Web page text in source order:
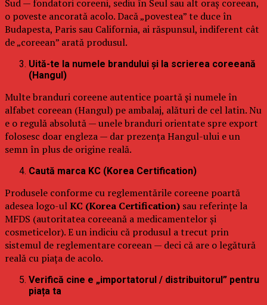
Sud — fondatori coreeni, sediu în Seul sau alt oraș coreean,
o poveste ancorată acolo. Dacă „povestea” te duce în
Budapesta, Paris sau California, ai răspunsul, indiferent cât
de „coreean” arată produsul.
Uită-te la numele brandului și la scrierea coreeană
(Hangul)
Multe branduri coreene autentice poartă și numele în
alfabet coreean (Hangul) pe ambalaj, alături de cel latin. Nu
e o regulă absolută — unele branduri orientate spre export
folosesc doar engleza — dar prezența Hangul-ului e un
semn în plus de origine reală.
Caută marca KC (Korea Certification)
Produsele conforme cu reglementările coreene poartă
adesea logo-ulKC (Korea Certification) sau referințe la
MFDS (autoritatea coreeană a medicamentelor și
cosmeticelor). E un indiciu că produsul a trecut prin
sistemul de reglementare coreean — deci că are o legătură
reală cu piața de acolo.
Verifică cine e „importatorul / distribuitorul” pentru
piața ta